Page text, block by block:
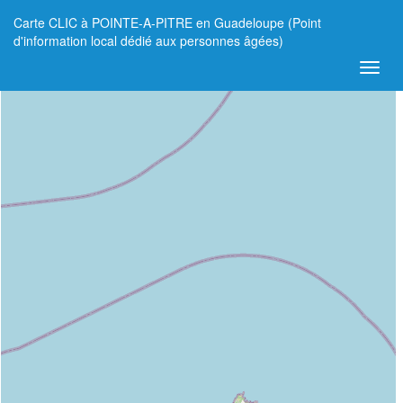
Carte CLIC à POINTE-A-PITRE en Guadeloupe (Point
d'information local dédié aux personnes âgées)
+